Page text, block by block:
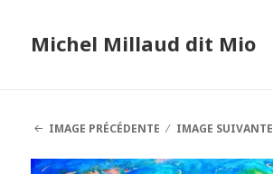
Michel Millaud dit Mio
IMAGE PRÉCÉDENTE
IMAGE SUIVANTE